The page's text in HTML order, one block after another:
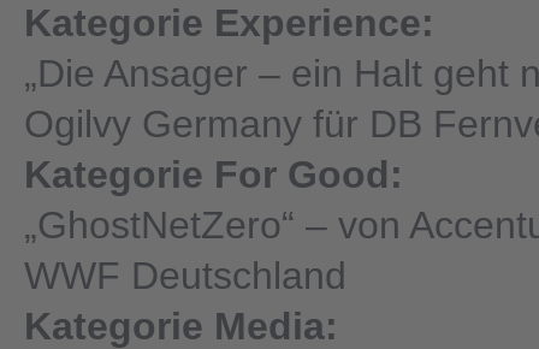
Kategorie Experience:
„Die Ansager – ein Halt geht
Ogilvy Germany für DB
Kategorie For Good:
„GhostNetZero“ – von
WWF Deutschland
Kategorie Media: